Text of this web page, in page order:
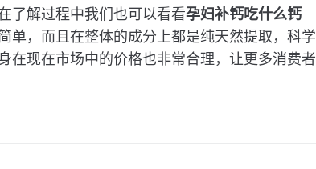
了解过程中我们也可以看看孕妇补钙吃什么钙
单，而且在整体的成分上都是纯天然提取，科学
在现在市场中的价格也非常合理，让更多消费者